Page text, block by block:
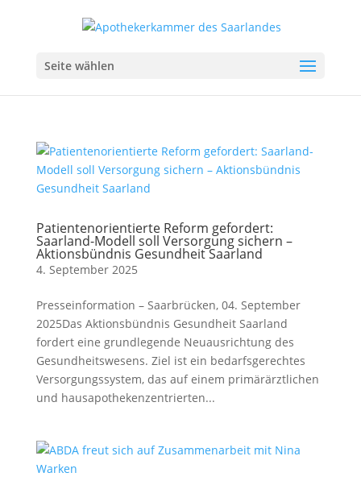
Seite wählen
Patientenorientierte Reform gefordert:
Saarland-Modell soll Versorgung sichern –
Aktionsbündnis Gesundheit Saarland
4. September 2025
Presseinformation – Saarbrücken, 04. September
2025Das Aktionsbündnis Gesundheit Saarland
fordert eine grundlegende Neuausrichtung des
Gesundheitswesens. Ziel ist ein bedarfsgerechtes
Versorgungssystem, das auf einem primärärztlichen
und hausapothekenzentrierten...